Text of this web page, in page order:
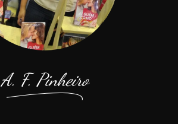
A. F. Pinheiro